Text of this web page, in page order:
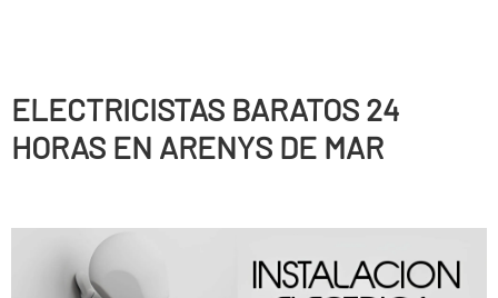
ELECTRICISTAS BARATOS 24
HORAS EN ARENYS DE MAR